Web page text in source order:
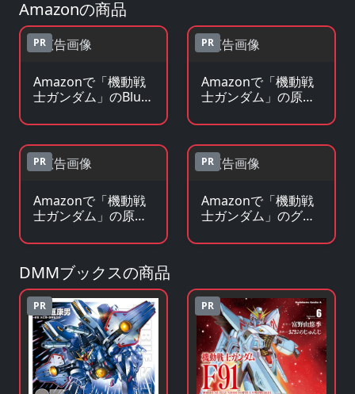
Amazonの商品
PR
Amazonで「機動戦
士ガンダム」のBlu-
PR
Amazonで「機動戦
士ガンダム」の原作
PR
Amazonで「機動戦
士ガンダム」の原作
PR
Amazonで「機動戦
士ガンダム」のグッ
る
DMMブックスの商品
PR PR